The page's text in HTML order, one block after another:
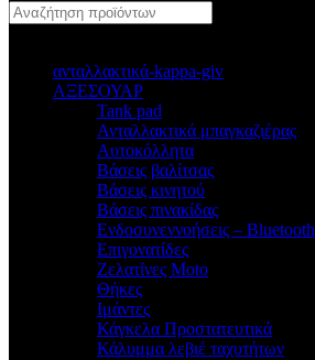
ανταλλακτικά-kappa-giv
ΑΞΕΣΟΥΑΡ
Tank pad
Ανταλλακτικά μπαγκαζιέρας
Αυτοκόλλητα
Βάσεις βαλίτσας
Βάσεις κινητού
Βάσεις πινακίδας
Ενδοσυνεννοήσεις – Bluetooth
Επιγονατίδες
Ζελατίνες Moto
Θήκες
Ιμάντες
Κάγκελα Προστατευτικά
Κάλυμμα λεβιέ ταχυτήτων